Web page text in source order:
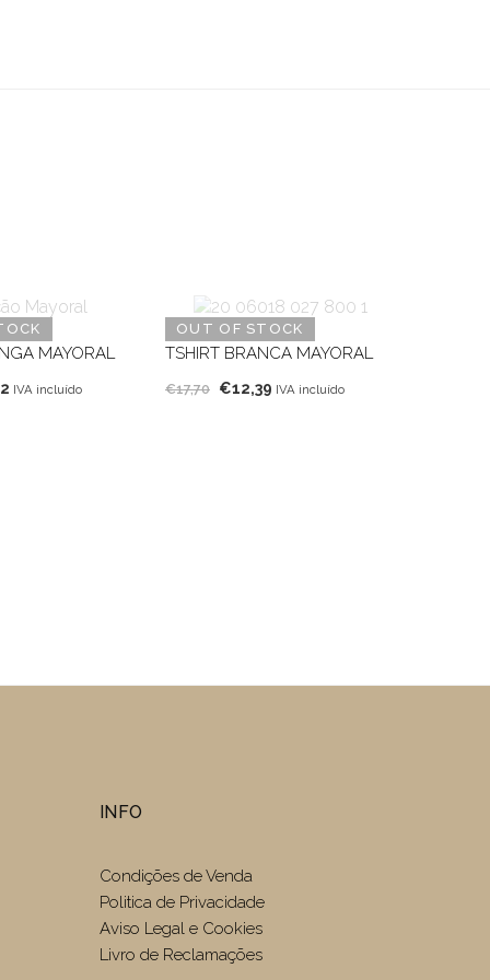
MAYORAL
O
IVA incluído
OUT OF STOCK
TSHIRT BRANCA MAYORAL
€17,70 O
€12,39 O
IVA incluído
INFO
Condições de Venda
Politica de Privacidade
Aviso Legal e Cookies
Livro de Reclamações